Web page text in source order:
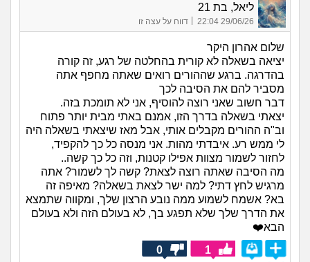
ליאל, בת 21
29/06/26 22:04 דווח על עצה זו
שלום אהרון היקר
יציאה בשאלה לא קורית בהחלטה של רגע, זה קורה
בהדרגה. ברגע שההורים רואים שאתה מחפף אתה
מסביר להם את הסיבה לכך
דבר חשוב שאני רוצה להוסיף, אני לא תומכת בזה.
יצאתי בשאלה בדרך הזו, אמנם באתי מבית יותר פתוח
וב"ה ההורים מקבלים אותי, אבל מאז שיצאתי בשאלה היה
לי ממש רע. איבדתי מהות. אני מנסה כל כך להקפיד,
לחזור לשמור מצוות אפילו קטנות, וזה כל כך קשה..
מה הסיבה שאתה רוצה לצאת? קשה לך לשמור? אתה
מרגיש לחץ דתי? למה ישר לצאת בשאלה? מאיפה זה
בא? אשמח לשמוע ממה נובע הרצון שלך, ומקווה שתמצא
את הדרך שלך שלא תפגע בך, לא בעולם הזה ולא בעולם
הבא❤️
1
0